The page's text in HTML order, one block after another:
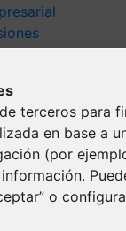
terceros para
en base a
(por
o
Aviso
Política